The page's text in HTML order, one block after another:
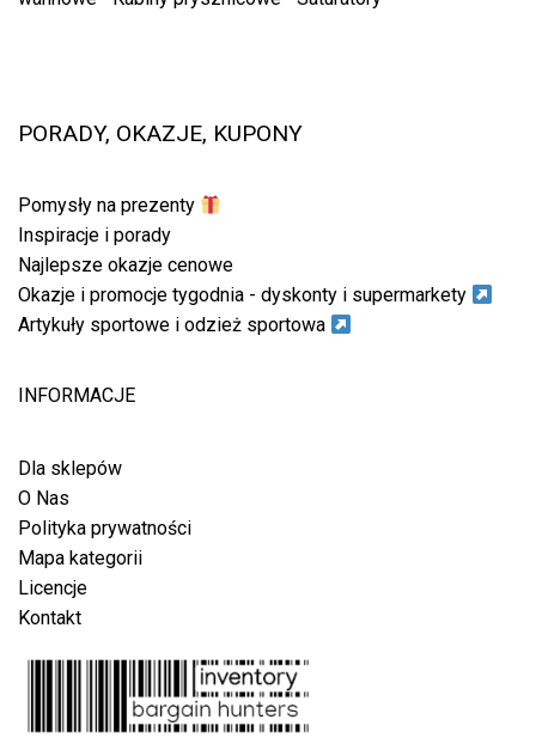
PORADY, OKAZJE, KUPONY
Pomysły na prezenty
Inspiracje i porady
Najlepsze okazje cenowe
Okazje i promocje tygodnia - dyskonty i supermarkety
Artykuły sportowe i odzież sportowa
INFORMACJE
Dla sklepów
O Nas
Polityka prywatności
Mapa kategorii
Licencje
Kontakt